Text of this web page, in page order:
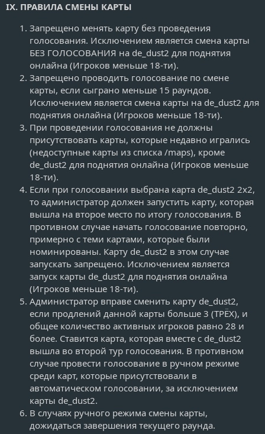
IX. ПРАВИЛА СМЕНЫ КАРТЫ
Запрещено менять карту без проведения
голосования. Исключением является смена карты
БЕЗ ГОЛОСОВАНИЯ на de_dust2 для поднятия
онлайна (Игроков меньше 18-ти).
Запрещено проводить голосование по смене
карты, если сыграно меньше 15 раундов.
Исключением является смена карты на de_dust2 для
поднятия онлайна (Игроков меньше 18-ти).
При проведении голосования не должны
присутствовать карты, которые недавно игрались
(недоступные карты из списка /maps), кроме
de_dust2 для поднятия онлайна (Игроков меньше
18-ти).
Если при голосовании выбрана карта de_dust2 2x2,
то администратор должен запустить карту, которая
вышла на второе место по итогу голосования. В
противном случае начать голосование повторно,
примерно с теми картами, которые были
номинированы. Карту de_dust2 в этом случае
запускать запрещено. Исключением является
запуск карты de_dust2 для поднятия онлайна
(Игроков меньше 18-ти).
Администратор вправе сменить карту de_dust2,
если продлений данной карты больше 3 (ТРЁХ), и
общее количество активных игроков равно 28 и
более. Ставится карта, которая вместе с de_dust2
вышла во второй тур голосования. В противном
случае провести голосование в ручном режиме
среди карт, которые присутствовали в
автоматическом голосовании, за исключением
карты de_dust2.
В случаях ручного режима смены карты,
дожидаться завершения текущего раунда.